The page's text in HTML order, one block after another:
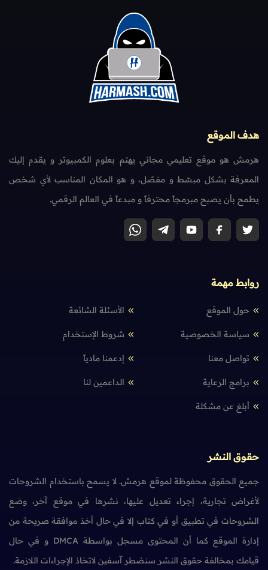
هدف الموقع
هرمش هو موقع تعليمي مجاني يهتم بعلوم الكمبيوتر و يقدم إليك
المعرفة بشكل مبسّط و مفصّل، و هو المكان المناسب لأي شخص
يطمح بأن يصبح مبرمجاً محترفاً و مبدعاً في العالم الرقمي.
روابط مهمة
حول الموقع الأسئلة الشائعة
سياسة الخصوصية شروط الإستخدام
تواصل معنا إدعمنا مادياً
برامج الرعاية الداعمين لنا
أبلغ عن مشكلة
حقوق النشر
جميع الحقوق محفوظة لموقع هرمش. لا يسمح باستخدام الشروحات
لأغراض تجارية، إجراء تعديل عليها، نشرها في موقع آخر، وضع
الشروحات في تطبيق أو في كتاب إلا في حال أخذ موافقة صريحة من
إدارة الموقع كما أن المحتوى مسجل بواسطة DMCA و في حال
قيامك بمخالفة حقوق النشر سنضطر آسفين لاتخاذ الإجراءات اللازمة.